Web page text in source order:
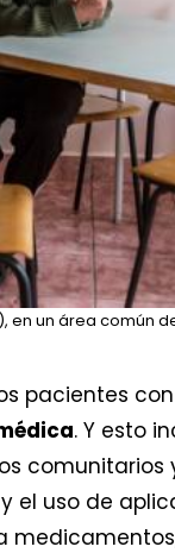
en un área común
pacientes
. Y esto
comunitarios
uso de